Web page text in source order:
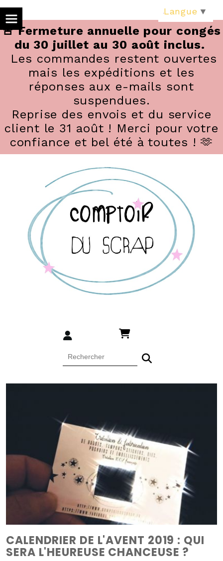
🚨 Fermeture annuelle pour congés
du 30 juillet au 30 août inclus.
Les commandes restent ouvertes
mais les expéditions et les
réponses aux e-mails sont
suspendues.
Reprise des envois et du service
client le 31 août ! Merci pour votre
confiance et bel été à toutes ! 🫶
CALENDRIER DE L'AVENT 2019 : QUI
SERA L'HEUREUSE CHANCEUSE ?
Langue ▼